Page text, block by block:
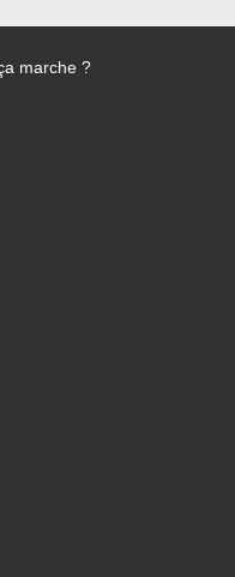
marche ?